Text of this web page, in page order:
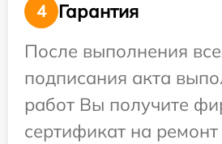
4
Гарантия
После выполнения
подписания акта
работ Вы получите
сертификат на ремонт